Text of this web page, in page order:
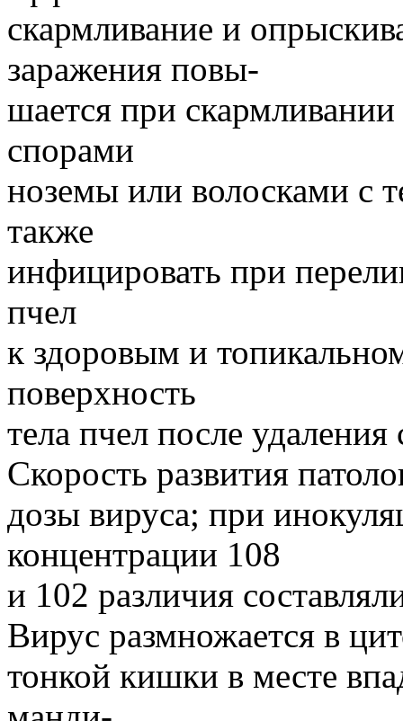
скармливание и
заражения повы-
шается при
спорами
ноземы или волосками с
также
инфицировать при
пчел
к здоровым и
поверхность
тела пчел после
Скорость развития
дозы вируса; при
концентрации 108
и 102 различия
Вирус размножается в
тонкой кишки в месте